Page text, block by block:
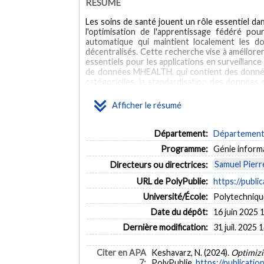
Afficher le résumé
RÉSUMÉ
Les soins de santé jouent un rôle essentiel
l'optimisation de l'apprentissage fédéré
automatique qui maintient localement les
décentralisés. Cette recherche vise à
essentiels pour les applications en
de données MHEALTH, qui contient des
catégorielles, la standardisation des
temporelles, qui a démontré une précision
d'apprentissage fédéré, en particulier l’outil
Pareto a été appliquée pour avoir un
transmission des données. Cette recherche
traitement des données de santé efficace
objectifs ciblée, cette approche
Healthcare plays an essential role in our
Federated Learning (FL) for Remote Patient
enables the training of AI models across
communication costs, all essential for real-
categorical data, standardizing features, and
BiLSTM model, a sophisticated recurrent
Département:
Programme: Génie
Directeurs ou directrices:
Samuel
URL de PolyPublie: https://
Université/École:
Date du dépôt: 16 juin 2025
Dernière modification: 31 juil. 2025
Citer en APA Keshavarz, N. (2024).